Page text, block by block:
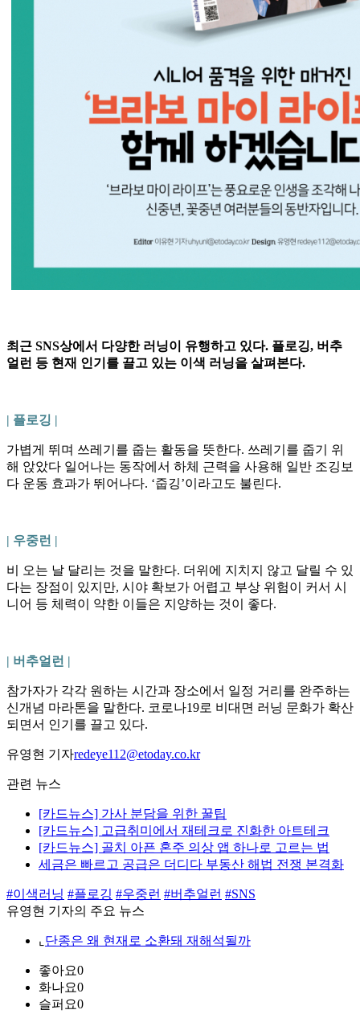
최근 SNS상에서 다양한 러닝이 유행하고 있다. 플로깅, 버추
얼런 등 현재 인기를 끌고 있는 이색 러닝을 살펴본다.
| 플로깅 |
가볍게 뛰며 쓰레기를 줍는 활동을 뜻한다. 쓰레기를 줍기 위
해 앉았다 일어나는 동작에서 하체 근력을 사용해 일반 조깅보
다 운동 효과가 뛰어나다. ‘줍깅’이라고도 불린다.
| 우중런 |
비 오는 날 달리는 것을 말한다. 더위에 지치지 않고 달릴 수 있
다는 장점이 있지만, 시야 확보가 어렵고 부상 위험이 커서 시
니어 등 체력이 약한 이들은 지양하는 것이 좋다.
| 버추얼런 |
참가자가 각각 원하는 시간과 장소에서 일정 거리를 완주하는
신개념 마라톤을 말한다. 코로나19로 비대면 러닝 문화가 확산
되면서 인기를 끌고 있다.
유영현 기자redeye112@etoday.co.kr
관련 뉴스
[카드뉴스] 가사 분담을 위한 꿀팁
[카드뉴스] 고급취미에서 재테크로 진화한 아트테크
[카드뉴스] 골치 아픈 혼주 의상 앱 하나로 고르는 법
세금은 빠르고 공급은 더디다 부동산 해법 전쟁 본격화
#이색러닝 #플로깅 #우중런 #버추얼런 #SNS
유영현 기자의 주요 뉴스
⌞ 단종은 왜 현재로 소환돼 재해석될까
좋아요0
화나요0
슬퍼요0